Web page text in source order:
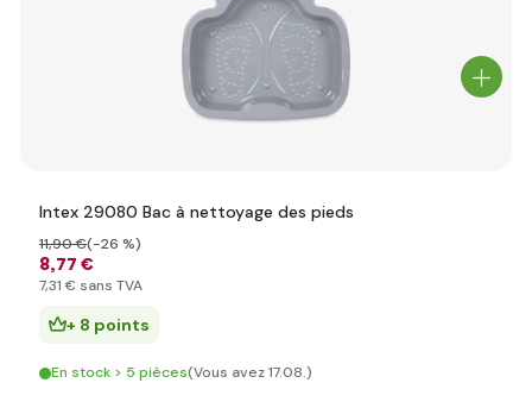
Intex 29080 Bac à nettoyage des pieds
8,77 €
11,90 €(-26 %)
7,31 € sans TVA
+ 8 points
En stock > 5 pièces(Vous avez 17.08.)